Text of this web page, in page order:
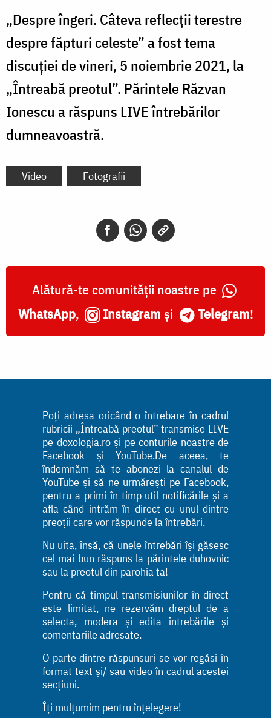
„Despre îngeri. Câteva reflecții terestre
despre făpturi celeste” a fost tema
discuției de vineri, 5 noiembrie 2021, la
„Întreabă preotul”. Părintele Răzvan
Ionescu a răspuns LIVE întrebărilor
dumneavoastră.
Video Fotografii
Alătură-te comunității noastre pe
WhatsApp, Instagram și Telegram!
Poți adresa oricând o întrebare în cadrul
rubricii „Întreabă preotul” transmise LIVE
pe doxologia.ro și pe conturile noastre de
Facebook și YouTube.De aceea, te
îndemnăm să te abonezi la canalul de
YouTube și să ne urmărești pe Facebook,
pentru a primi în timp util notificările și a
afla când intrăm în direct cu unul dintre
preoții care vor răspunde la întrebări.
Nu uita, însă, că unele întrebări își găsesc
cel mai bun răspuns la părintele duhovnic
sau la preotul din parohia ta!
Pentru că timpul transmisiunilor în direct
este limitat, ne rezervăm dreptul de a
selecta, modera și edita întrebările și
comentariile adresate.
O parte dintre răspunsuri se vor regăsi în
format text și/ sau video în cadrul acestei
secțiuni.
Îți mulțumim pentru înțelegere!